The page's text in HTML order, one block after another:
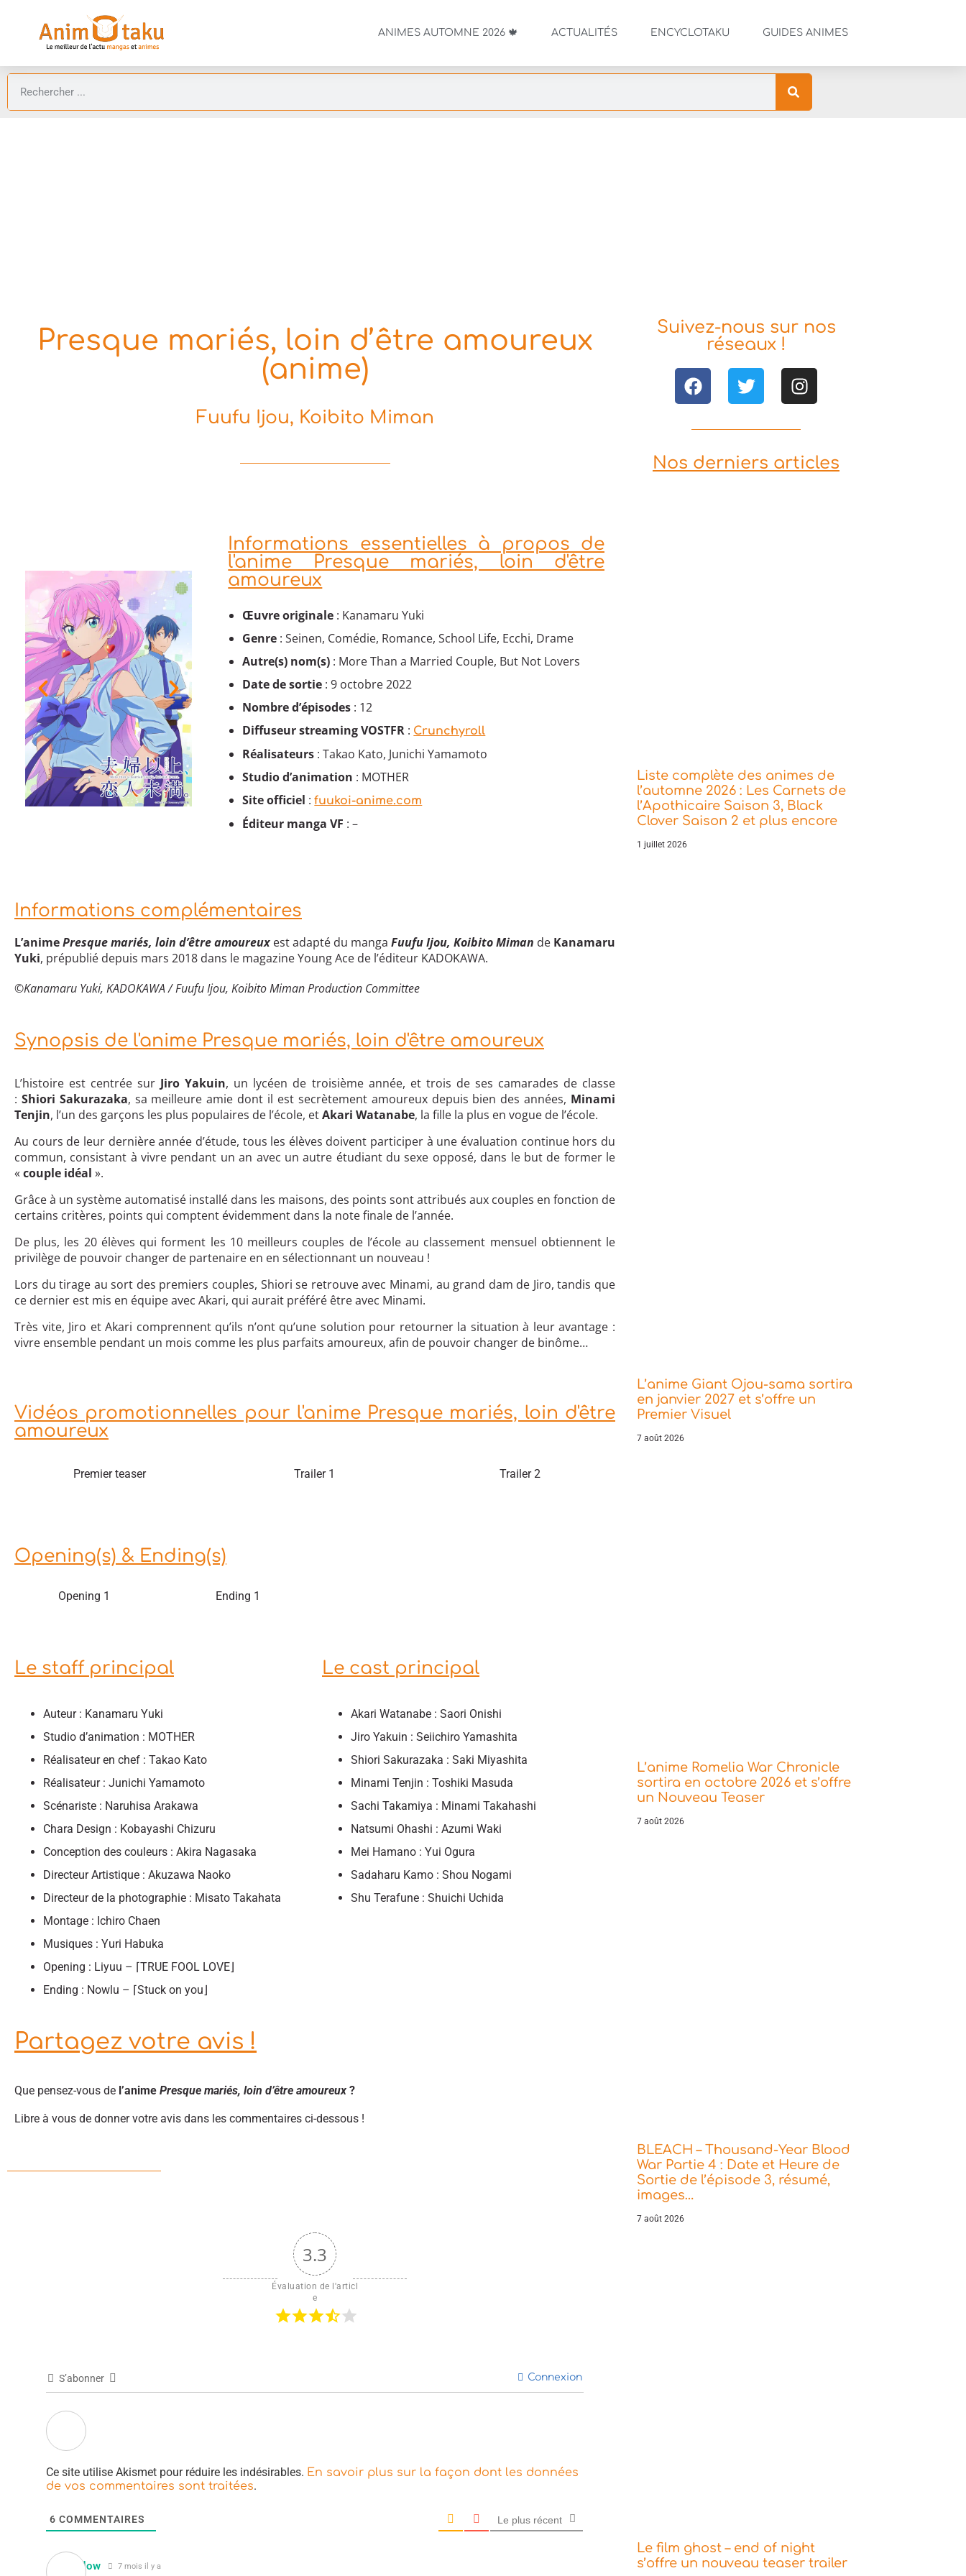
ANIMES AUTOMNE 2026 🍁 ACTUALITÉS ENCYCLOTAKU GUIDES ANIMES
Presque mariés, loin d’être amoureux
(anime)
Fuufu Ijou, Koibito Miman
Informations essentielles à propos de
l'anime Presque mariés, loin d'être
amoureux
Œuvre originale : Kanamaru Yuki
Genre : Seinen, Comédie, Romance, School Life, Ecchi, Drame
Autre(s) nom(s) : More Than a Married Couple, But Not Lovers
Date de sortie : 9 octobre 2022
Nombre d’épisodes : 12
Diffuseur streaming VOSTFR : Crunchyroll
Réalisateurs : Takao Kato, Junichi Yamamoto
Studio d’animation : MOTHER
Site officiel :fuukoi-anime.com
Éditeur manga VF : –
Informations complémentaires
L’animePresque mariés, loin d’être amoureux est adapté du manga Fuufu Ijou, Koibito Miman de Kanamaru
Yuki, prépublié depuis mars 2018 dans le magazine Young Ace de l’éditeur KADOKAWA.
©Kanamaru Yuki, KADOKAWA / Fuufu Ijou, Koibito Miman Production Committee
Synopsis de l'anime Presque mariés, loin d'être amoureux
L’histoire est centrée sur Jiro Yakuin, un lycéen de troisième année, et trois de ses camarades de classe
: Shiori Sakurazaka, sa meilleure amie dont il est secrètement amoureux depuis bien des années, Minami
Tenjin, l’un des garçons les plus populaires de l’école, etAkari Watanabe, la fille la plus en vogue de l’école.
Au cours de leur dernière année d’étude, tous les élèves doivent participer à une évaluation continue hors du
commun, consistant à vivre pendant un an avec un autre étudiant du sexe opposé, dans le but de former le
«couple idéal ».
Grâce à un système automatisé installé dans les maisons, des points sont attribués aux couples en fonction de
certains critères, points qui comptent évidemment dans la note finale de l’année.
De plus, les 20 élèves qui forment les 10 meilleurs couples de l’école au classement mensuel obtiennent le
privilège de pouvoir changer de partenaire en en sélectionnant un nouveau !
Lors du tirage au sort des premiers couples, Shiori se retrouve avec Minami, au grand dam de Jiro, tandis que
ce dernier est mis en équipe avec Akari, qui aurait préféré être avec Minami.
Très vite, Jiro et Akari comprennent qu’ils n’ont qu’une solution pour retourner la situation à leur avantage :
vivre ensemble pendant un mois comme les plus parfaits amoureux, afin de pouvoir changer de binôme…
Vidéos promotionnelles pour l'anime Presque mariés, loin d'être
amoureux
Premier teaser Trailer 1 Trailer 2
Opening(s) & Ending(s)
Opening 1 Ending 1
Le staff principal
Auteur : Kanamaru Yuki
Studio d’animation : MOTHER
Réalisateur en chef : Takao Kato
Réalisateur : Junichi Yamamoto
Scénariste : Naruhisa Arakawa
Chara Design : Kobayashi Chizuru
Conception des couleurs : Akira Nagasaka
Directeur Artistique : Akuzawa Naoko
Directeur de la photographie : Misato Takahata
Montage : Ichiro Chaen
Musiques : Yuri Habuka
Opening : Liyuu – ⌈TRUE FOOL LOVE⌋
Ending : Nowlu – ⌈Stuck on you⌋
Le cast principal
Akari Watanabe : Saori Onishi
Jiro Yakuin : Seiichiro Yamashita
Shiori Sakurazaka : Saki Miyashita
Minami Tenjin : Toshiki Masuda
Sachi Takamiya : Minami Takahashi
Natsumi Ohashi : Azumi Waki
Mei Hamano : Yui Ogura
Sadaharu Kamo : Shou Nogami
Shu Terafune : Shuichi Uchida
Partagez votre avis !
Que pensez-vous de l’anime Presque mariés, loin d’être amoureux ?
Libre à vous de donner votre avis dans les commentaires ci-dessous !
3.3
Évaluation de l'articl
e
S’abonner Connexion
Ce site utilise Akismet pour réduire les indésirables. En savoir plus sur la façon dont les données
de vos commentaires sont traitées.
6 COMMENTAIRES Le plus récent
Shadow 7 mois il y a
Suivez-nous sur nos
réseaux !
Nos derniers articles
Liste complète des animes de
l’automne 2026 : Les Carnets de
l’Apothicaire Saison 3, Black
Clover Saison 2 et plus encore
1 juillet 2026
L’anime Giant Ojou-sama sortira
en janvier 2027 et s’offre un
Premier Visuel
7 août 2026
L’anime Romelia War Chronicle
sortira en octobre 2026 et s’offre
un Nouveau Teaser
7 août 2026
BLEACH – Thousand-Year Blood
War Partie 4 : Date et Heure de
Sortie de l’épisode 3, résumé,
images…
7 août 2026
Le film ghost – end of night
s’offre un nouveau teaser trailer